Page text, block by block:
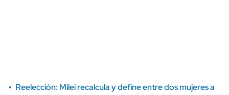
Reelección: Milei recalcula y define entre dos mujeres a